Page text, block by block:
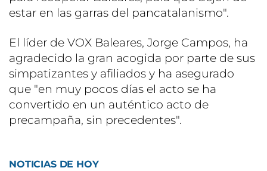
estar en las garras del pancatalanismo".
El líder de VOX Baleares, Jorge Campos, ha
agradecido la gran acogida por parte de sus
simpatizantes y afiliados y ha asegurado
que "en muy pocos días el acto se ha
convertido en un auténtico acto de
precampaña, sin precedentes".
NOTICIAS DE HOY